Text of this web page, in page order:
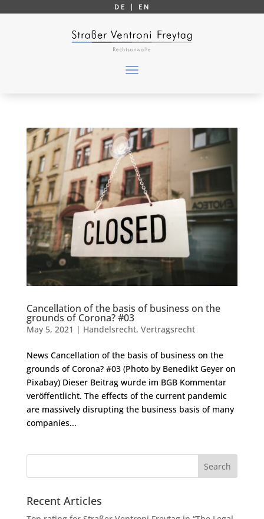
DE | EN
Cancellation of the basis of business on the
grounds of Corona? #03
May 5, 2021 | Handelsrecht, Vertragsrecht
News Cancellation of the basis of business on the
grounds of Corona? #03 (Photo by Benedikt Geyer on
Pixabay) Dieser Beitrag wurde im BGB Kommentar
veröffentlicht. The effects of the current pandemic
are massively disrupting the business basis of many
companies...
Recent Articles